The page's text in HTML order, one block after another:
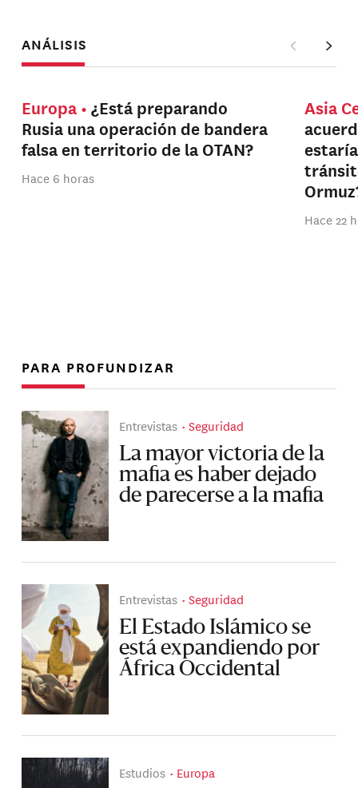
ANÁLISIS
Europa
¿Está preparando
Rusia una operación de bandera
falsa en territorio de la OTAN?
Hace 6 horas
Asia
Hace 22
PARA PROFUNDIZAR
Entrevistas Seguridad
La mayor victoria de la
mafia es haber dejado
de parecerse a la mafia
Entrevistas Seguridad
El Estado Islámico se
está expandiendo por
África Occidental
Estudios Europa